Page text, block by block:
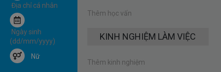
Nữ
Thêm học vấn
KINH NGHIỆM LÀM VIỆC
Thêm kinh nghiệm